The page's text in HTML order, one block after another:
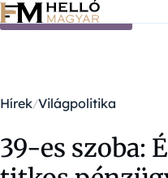
Ugrás a tartalomra
Hírek Világpolitika
39-es szoba: